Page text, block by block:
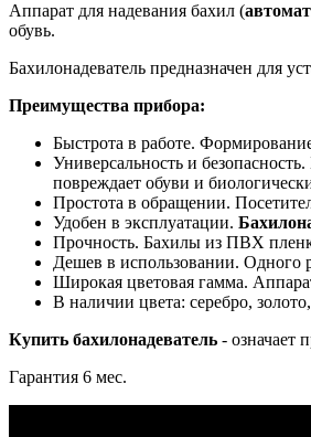
Аппарат для надевания бахил (
обувь.
Бахилонадеватель предназначен для
Преимущества прибора:
Быстрота в работе.
Универсальность и
повреждает обуви и
Простота в обращении.
Удобен в эксплуатации.
Прочность. Бахилы из ПВХ
Дешев в использовании. Одного
Широкая цветовая гамма.
В наличии цвета: серебро,
Купить бахилонадеватель - означает
Гарантия 6 мес.